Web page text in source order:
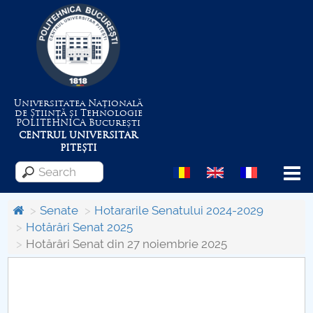
Universitatea Națională
de Știință și Tehnologie
POLITEHNICABucurești
CENTRUL UNIVERSITAR
PITEȘTI
Menu
About the University
Senate
Hotararile Senatului 2024-2029
Hotărâri Senat 2025
Hotărâri Senat din 27 noiembrie 2025